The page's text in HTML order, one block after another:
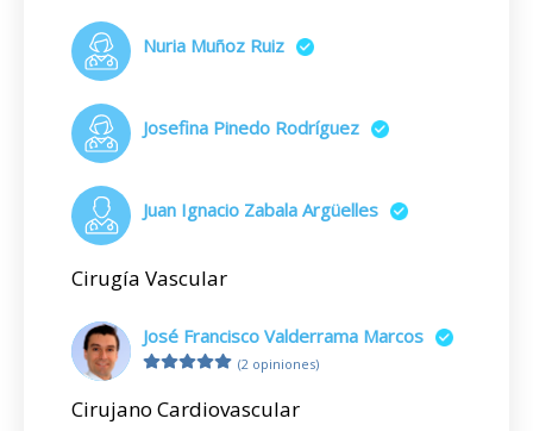
Nuria Muñoz Ruiz
Josefina Pinedo Rodríguez
Juan Ignacio Zabala Argüelles
Cirugía Vascular
José Francisco Valderrama Marcos
(2 opiniones)
Cirujano Cardiovascular